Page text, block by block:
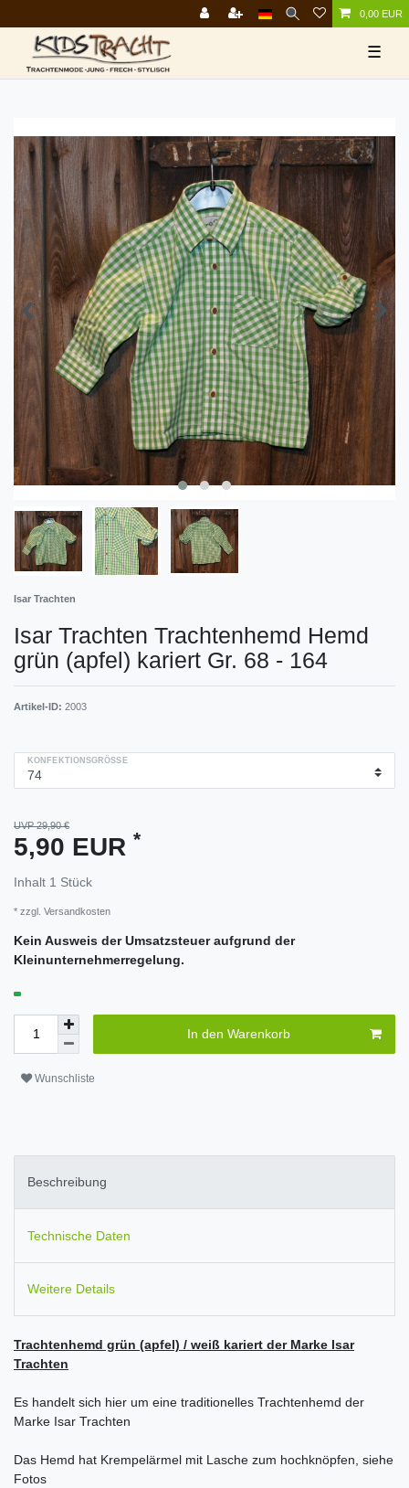
0,00 EUR
☰
Isar Trachten
Isar Trachten Trachtenhemd Hemd
grün (apfel) kariert Gr. 68 - 164
Artikel-ID: 2003
KONFEKTIONSGRÖSSE
UVP 29,90 €
5,90 EUR *
Inhalt 1 Stück
* zzgl. Versandkosten
Kein Ausweis der Umsatzsteuer aufgrund der
Kleinunternehmerregelung.
In den Warenkorb
Wunschliste
Beschreibung
Technische Daten
Weitere Details
Trachtenhemd grün (apfel) / weiß kariert der Marke Isar
Trachten
Es handelt sich hier um eine traditionelles Trachtenhemd der
Marke Isar Trachten
Das Hemd hat Krempelärmel mit Lasche zum hochknöpfen, siehe
Fotos